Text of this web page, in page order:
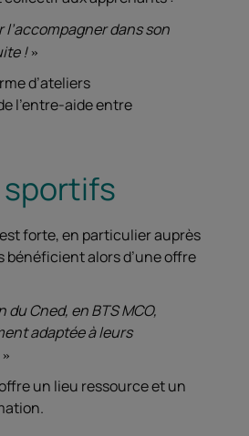
dans son
!
d’ateliers
l’entre-aide entre
sportifs
forte, en particulier auprès
alors d’une offre
Cned, en BTS MCO,
adaptée à leurs
un lieu ressource et un